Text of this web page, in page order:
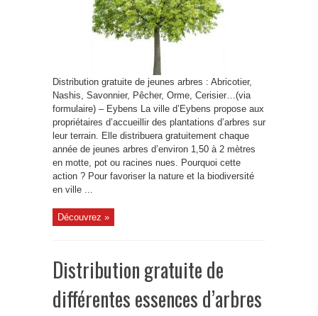
Distribution gratuite de jeunes arbres : Abricotier,
Nashis, Savonnier, Pêcher, Orme, Cerisier…(via
formulaire) – Eybens La ville d’Eybens propose aux
propriétaires d’accueillir des plantations d’arbres sur
leur terrain. Elle distribuera gratuitement chaque
année de jeunes arbres d’environ 1,50 à 2 mètres
en motte, pot ou racines nues. Pourquoi cette
action ? Pour favoriser la nature et la biodiversité
en ville ...
Découvrez »
Distribution gratuite de
différentes essences d’arbres